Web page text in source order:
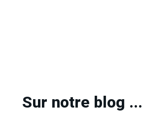
Sur notre blog ...